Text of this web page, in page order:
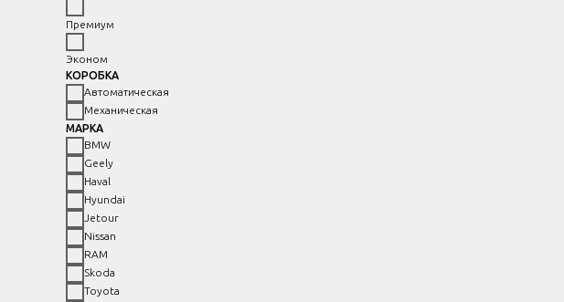
Премиум
Эконом
КОРОБКА
Автоматическая
Механическая
МАРКА
BMW
Geely
Haval
Hyundai
Jetour
Nissan
RAM
Skoda
Toyota